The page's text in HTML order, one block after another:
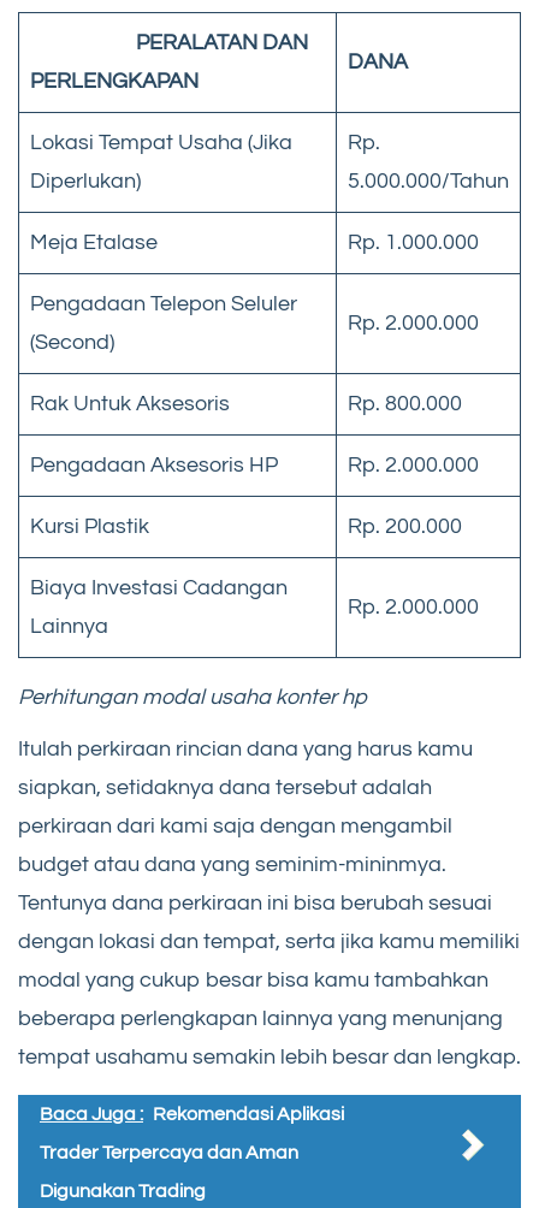
PERALATAN DAN
PERLENGKAPAN
DANA
Lokasi Tempat Usaha (Jika
Diperlukan)
Rp.
5.000.000/Tahun
Meja Etalase Rp. 1.000.000
Pengadaan Telepon Seluler
(Second)
Rp. 2.000.000
Rak Untuk Aksesoris Rp. 800.000
Pengadaan Aksesoris HP Rp. 2.000.000
Kursi Plastik Rp. 200.000
Biaya Investasi Cadangan
Lainnya
Rp. 2.000.000
Perhitungan modal usaha konter hp
Itulah perkiraan rincian dana yang harus kamu
siapkan, setidaknya dana tersebut adalah
perkiraan dari kami saja dengan mengambil
budget atau dana yang seminim-mininmya.
Tentunya dana perkiraan ini bisa berubah sesuai
dengan lokasi dan tempat, serta jika kamu memiliki
modal yang cukup besar bisa kamu tambahkan
beberapa perlengkapan lainnya yang menunjang
tempat usahamu semakin lebih besar dan lengkap.
Baca Juga : Rekomendasi Aplikasi
Trader Terpercaya dan Aman
Digunakan Trading